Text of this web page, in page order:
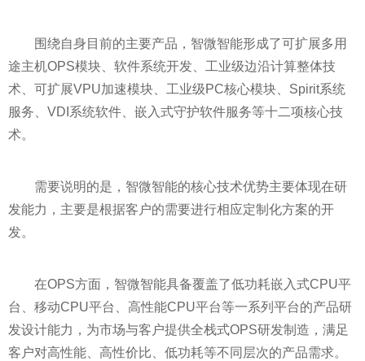
围绕自身目前的主要产品，智微智能形成了可扩展多用
途主机OPS模块、软件系统开发、工业级边沿计算整体技
术、可扩展VPU加速模块、工业级PC核心模块、Spirit系统
服务、VDI系统软件、嵌入式守护软件服务等十二项核心技
术。
需要说明的是，智微智能的核心技术优势主要体现在研
发能力，主要是根据客户的需要进行相应定制化方案的开
发。
在OPS方面，智微智能具备覆盖了低功耗嵌入式CPU平
台、移动CPU平台、高性能CPU平台等一系列 平台的产品研
发设计能力，为市场与客户提供全栈式OPS研发制造，满足
客户对高性能、高性价比、低功耗等不同层次的产品需求。